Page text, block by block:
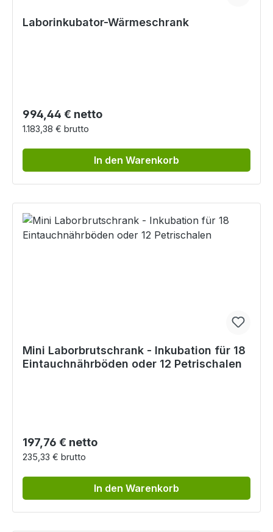
Laborinkubator-Wärmeschrank
Regulärer Preis:
994,44 € netto
1.183,38 € brutto
In den Warenkorb
Mini Laborbrutschrank - Inkubation für 18
Eintauchnährböden oder 12 Petrischalen
Regulärer Preis:
197,76 € netto
235,33 € brutto
In den Warenkorb